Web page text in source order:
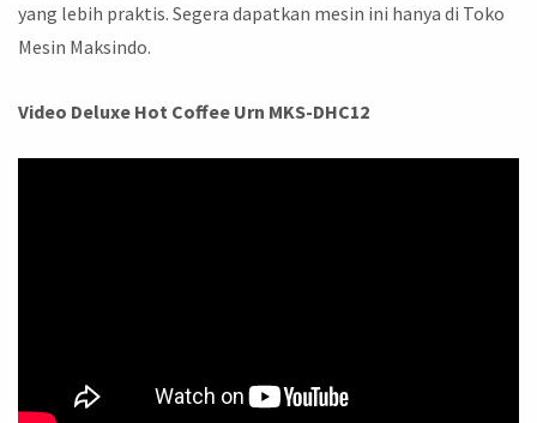
yang lebih praktis. Segera dapatkan mesin ini hanya di Toko
Mesin Maksindo.
Video Deluxe Hot Coffee Urn MKS-DHC12